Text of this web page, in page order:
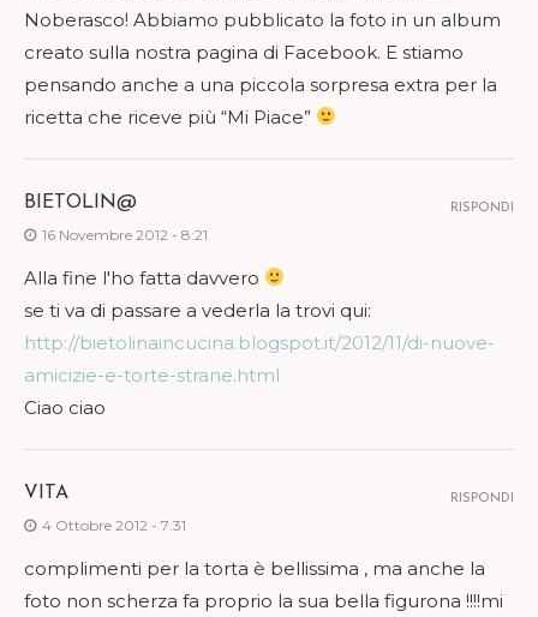
Noberasco! Abbiamo pubblicato la foto in un album
creato sulla nostra pagina di Facebook. E stiamo
pensando anche a una piccola sorpresa extra per la
ricetta che riceve più “Mi Piace”
BIETOLIN@
16 Novembre 2012 - 8:21
Alla fine l'ho fatta davvero
se ti va di passare a vederla la trovi qui:
http://bietolinaincucina.blogspot.it/2012/11/di-nuove-
amicizie-e-torte-strane.html
Ciao ciao
RISPONDI
VITA
4 Ottobre 2012 - 7:31
complimenti per la torta è bellissima , ma anche la
foto non scherza fa proprio la sua bella figurona !!!!mi
RISPONDI